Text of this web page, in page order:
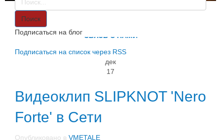
СВЯЗЬ С НАМИ
Поиск
Подписаться на блог
Подписаться на список через RSS
дек
17
Видеоклип SLIPKNOT 'Nero
Forte' в Сети
Опубликовано в VMETALE